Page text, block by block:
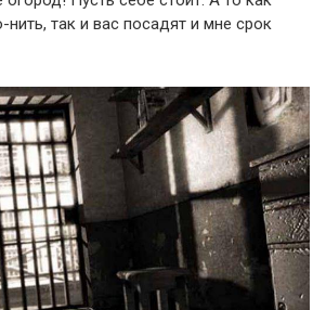
нить, так и вас посадят и мне срок